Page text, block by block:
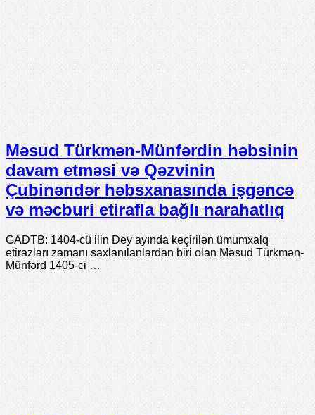
Məsud Türkmən-Münfərdin həbsinin
davam etməsi və Qəzvinin
Çubinəndər həbsxanasında işgəncə
və məcburi etirafla bağlı narahatlıq
GADTB: 1404-cü ilin Dey ayında keçirilən ümumxalq
etirazları zamanı saxlanılanlardan biri olan Məsud Türkmən-
Münfərd 1405-ci …